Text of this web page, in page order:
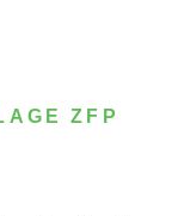
ZFP